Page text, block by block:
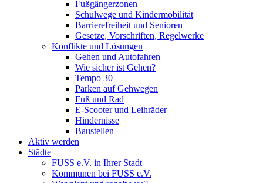
Fußgängerzonen
Schulwege und Kindermobilität
Barrierefreiheit und Senioren
Gesetze, Vorschriften, Regelwerke
Konflikte und Lösungen
Gehen und Autofahren
Wie sicher ist Gehen?
Tempo 30
Parken auf Gehwegen
Fuß und Rad
E-Scooter und Leihräder
Hindernisse
Baustellen
Aktiv werden
Städte
FUSS e.V. in Ihrer Stadt
Kommunen bei FUSS e.V.